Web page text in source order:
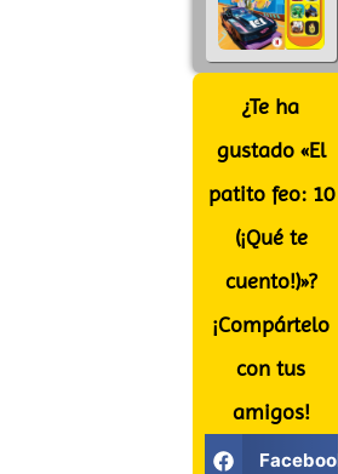
¿Te ha
gustado «El
patito feo: 10
(¡Qué te
cuento!)»?
¡Compártelo
con tus
amigos!
Facebook